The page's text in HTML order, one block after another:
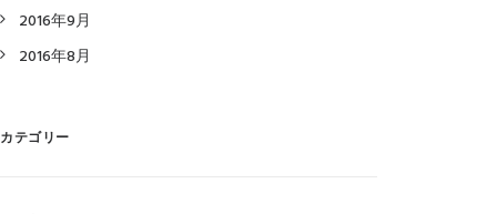
2016年9月
2016年8月
カテゴリー